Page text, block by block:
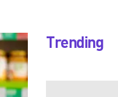
Trending